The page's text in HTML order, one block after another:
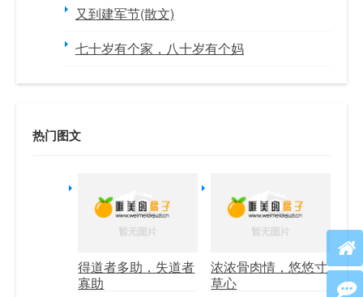
又到建军节(散文)
七十岁有个家，八十岁有个妈
热门图文
得道者多助，失道者
寡助
浓浓骨肉情，悠悠寸
草心